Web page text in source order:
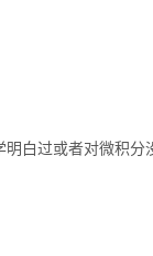
白过或者对微积分